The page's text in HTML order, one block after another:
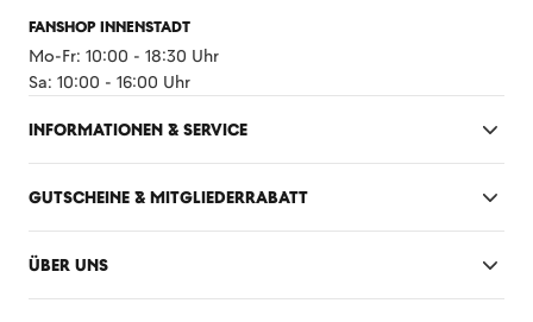
FANSHOP INNENSTADT
Mo-Fr: 10:00 - 18:30 Uhr
Sa: 10:00 - 16:00 Uhr
INFORMATIONEN & SERVICE
GUTSCHEINE & MITGLIEDERRABATT
ÜBER UNS